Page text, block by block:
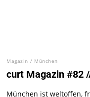
Magazin / München
curt Magazin #82
München ist weltoffen,